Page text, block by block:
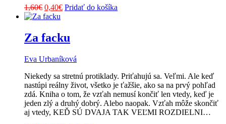
1,60€ Pôvodná
cena
1,60€.
0,40€Aktuálna
Pridať do košíka
Za facku
Eva Urbaníková
Niekedy sa stretnú protiklady. Priťahujú sa. Veľmi. Ale keď
nastúpi reálny život, všetko je ťažšie, ako sa na prvý pohľad
zdá. Kniha o tom, že vzťah nemusí končiť len vtedy, keď je
jeden zlý a druhý dobrý. Alebo naopak. Vzťah môže skončiť
aj vtedy, KEĎ SÚ DVAJA TAK VEĽMI ROZDIELNI…